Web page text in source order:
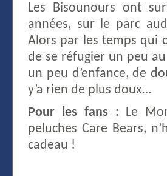
Les Bisounours ont
années, sur le parc
Alors par les temps qui
de se réfugier un peu
un peu d’enfance, de
y’a rien de plus doux…
Pour les fans : Le
peluches Care Bears,
cadeau !